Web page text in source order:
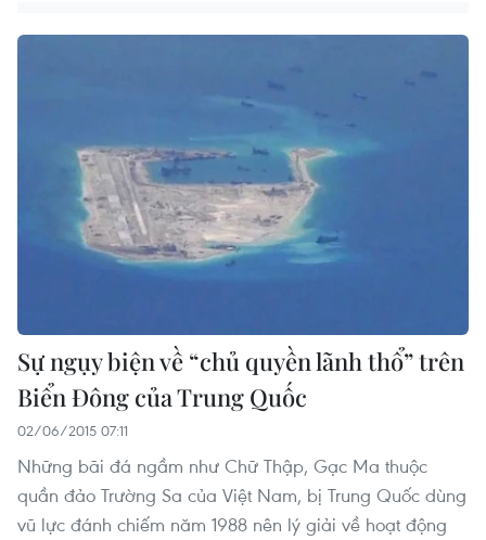
Sự ngụy biện về “chủ quyền lãnh thổ” trên
Biển Đông của Trung Quốc
02/06/2015 07:11
Những bãi đá ngầm như Chữ Thập, Gạc Ma thuộc
quần đảo Trường Sa của Việt Nam, bị Trung Quốc dùng
vũ lực đánh chiếm năm 1988 nên lý giải về hoạt động